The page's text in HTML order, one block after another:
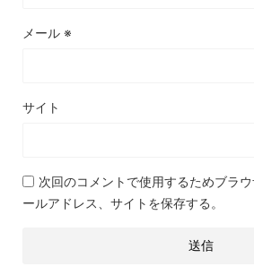
メール ※
サイト
次回のコメントで使用するためブラ
ールアドレス、サイトを保存する。